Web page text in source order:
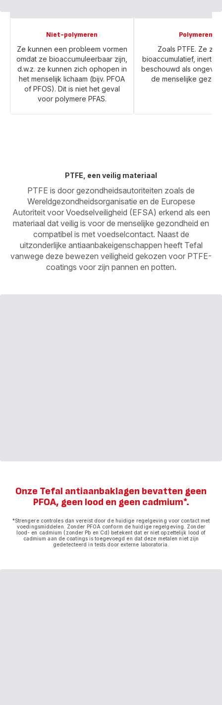
Niet-polymeren
Ze kunnen een probleem vormen
omdat ze bioaccumuleerbaar zijn,
d.w.z. ze kunnen zich ophopen in
het menselijk lichaam (bijv. PFOA
of PFOS). Dit is niet het geval
voor polymere PFAS.
Polymeren
Zoals PTFE. Ze zijn
bioaccumulatief, inert
beschouwd als
de menselijke
PTFE, een veilig materiaal
PTFE is door gezondheidsautoriteiten zoals de
Wereldgezondheidsorganisatie en de Europese
Autoriteit voor Voedselveiligheid (EFSA) erkend als een
materiaal dat veilig is voor de menselijke gezondheid en
compatibel is met voedselcontact. Naast de
uitzonderlijke antiaanbakeigenschappen heeft Tefal
vanwege deze bewezen veiligheid gekozen voor PTFE-
coatings voor zijn pannen en potten.
Onze Tefal antiaanbaklagen bevatten geen
PFOA, geen lood en geen cadmium*.
*Strengere controles dan vereist door de huidige regelgeving voor contact met
voedingsmiddelen. Zonder PFOA conform de huidige regelgeving. Zonder
lood- en cadmium (zonder Pb en Cd) betekent dat er niet opzettelijk lood of
cadmium aan de coatings is toegevoegd en dat deze metalen niet zijn
gedetecteerd in tests door externe laboratoria.